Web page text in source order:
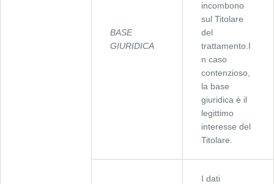
BASE
GIURIDICA
incombono
sul Titolare
del
trattamento.I
n caso
contenzioso,
la base
giuridica è il
legittimo
interesse del
Titolare.
I dati